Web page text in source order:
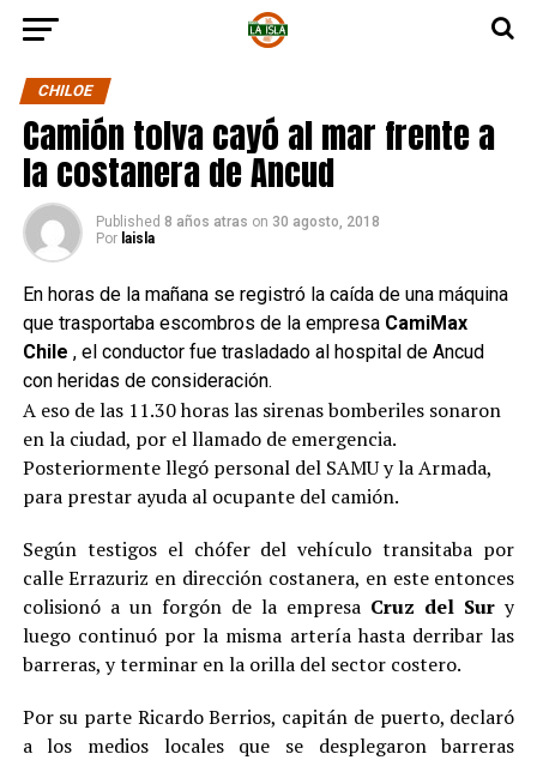
CHILOE
Camión tolva cayó al mar frente a
la costanera de Ancud
Published 8 años atras on 30 agosto, 2018
Por laisla
En horas de la mañana se registró la caída de una máquina
que trasportaba escombros de la empresa CamiMax
Chile , el conductor fue trasladado al hospital de Ancud
con heridas de consideración.
A eso de las 11.30 horas las sirenas bomberiles sonaron
en la ciudad, por el llamado de emergencia.
Posteriormente llegó personal del SAMU y la Armada,
para prestar ayuda al ocupante del camión.
Según testigos el chófer del vehículo transitaba por
calle Errazuriz en dirección costanera, en este entonces
colisionó a un forgón de la empresa Cruz del Sur y
luego continuó por la misma artería hasta derribar las
barreras, y terminar en la orilla del sector costero.
Por su parte Ricardo Berrios, capitán de puerto, declaró
a los medios locales que se desplegaron barreras